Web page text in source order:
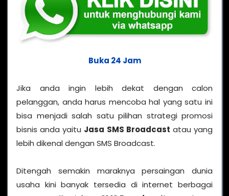
Buka 24 Jam
Jika anda ingin lebih dekat dengan calon
pelanggan, anda harus mencoba hal yang satu ini
bisa menjadi salah satu pilihan strategi promosi
bisnis anda yaitu Jasa SMS Broadcast atau yang
lebih dikenal dengan SMS Broadcast.
Ditengah semakin maraknya persaingan dunia
usaha kini banyak tersedia di internet berbagai